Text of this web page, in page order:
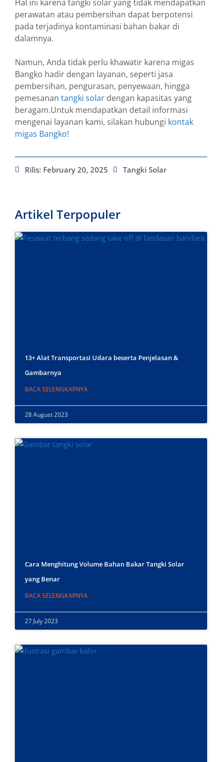
Hal ini karena tangki solar yang tidak mendapatkan
perawatan atau pembersihan dapat berpotensi
pada terjadinya kontaminasi bahan bakar di
dalamnya.
Namun, Anda tidak perlu khawatir karena migas
Bangko hadir dengan layanan, seperti jasa
pembersihan, pengurasan, penyewaan, hingga
pemesanan tangki solar dengan kapasitas yang
beragam.Untuk mendapatkan detail informasi
mengenai layanan kami, silakan hubungi kontak
migas Bangko!
Rilis: February 20, 2025 Tangki Solar
Artikel Terpopuler
13+ Alat Transportasi Udara beserta Penjelasan &
Gambarnya
BACA SELENGKAPNYA
28 August 2023
Cara Menghitung Volume Bahan Bakar Tangki Solar
yang Benar
BACA SELENGKAPNYA
27 July 2023